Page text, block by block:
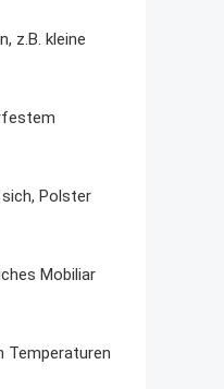
z.B. kleine
Polster
Mobiliar
Temperaturen